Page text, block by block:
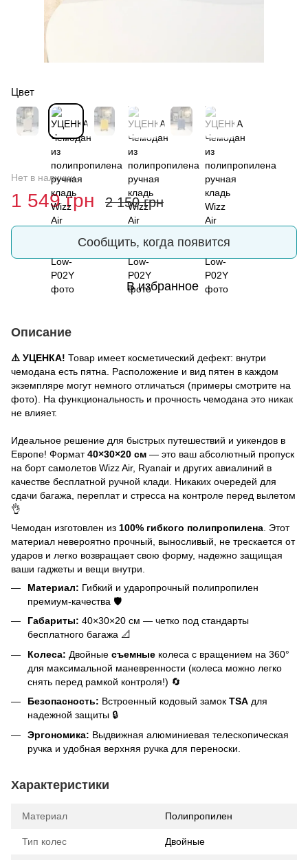
Цвет
Нет в наличии
1 549 грн 2 150 грн
Сообщить, когда появится
В избранное
Описание
⚠️ УЦЕНКА! Товар имеет косметический дефект: внутри
чемодана есть пятна. Расположение и вид пятен в каждом
экземпляре могут немного отличаться (примеры смотрите на
фото). На функциональность и прочность чемодана это никак
не влияет.
Идеальное решение для быстрых путешествий и уикендов в
Европе! Формат40×30×20 см — это ваш абсолютный пропуск
на борт самолетов Wizz Air, Ryanair и других авиалиний в
качестве бесплатной ручной клади. Никаких очередей для
сдачи багажа, переплат и стресса на контроле перед вылетом
👌
Чемодан изготовлен из 100% гибкого полипропилена . Этот
материал невероятно прочный, выносливый, не трескается от
ударов и легко возвращает свою форму, надежно защищая
ваши гаджеты и вещи внутри.
Материал: Гибкий и ударопрочный полипропилен
премиум-качества 🛡️
Габариты: 40×30×20 см — четко под стандарты
бесплатного багажа 📐
Колеса: Двойные съемные колеса с вращением на 360°
для максимальной маневренности (колеса можно легко
снять перед рамкой контроля!) 🔄
Безопасность: Встроенный кодовый замок TSA для
надежной защиты 🔒
Эргономика: Выдвижная алюминиевая телескопическая
ручка и удобная верхняя ручка для переноски.
Характеристики
Материал Полипропилен
Тип колес Двойные